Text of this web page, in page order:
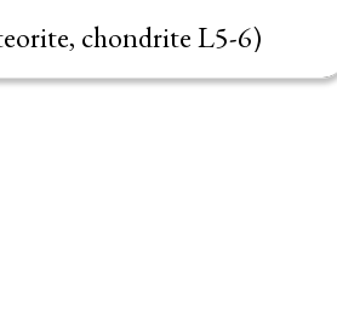
chondrite L5-6)